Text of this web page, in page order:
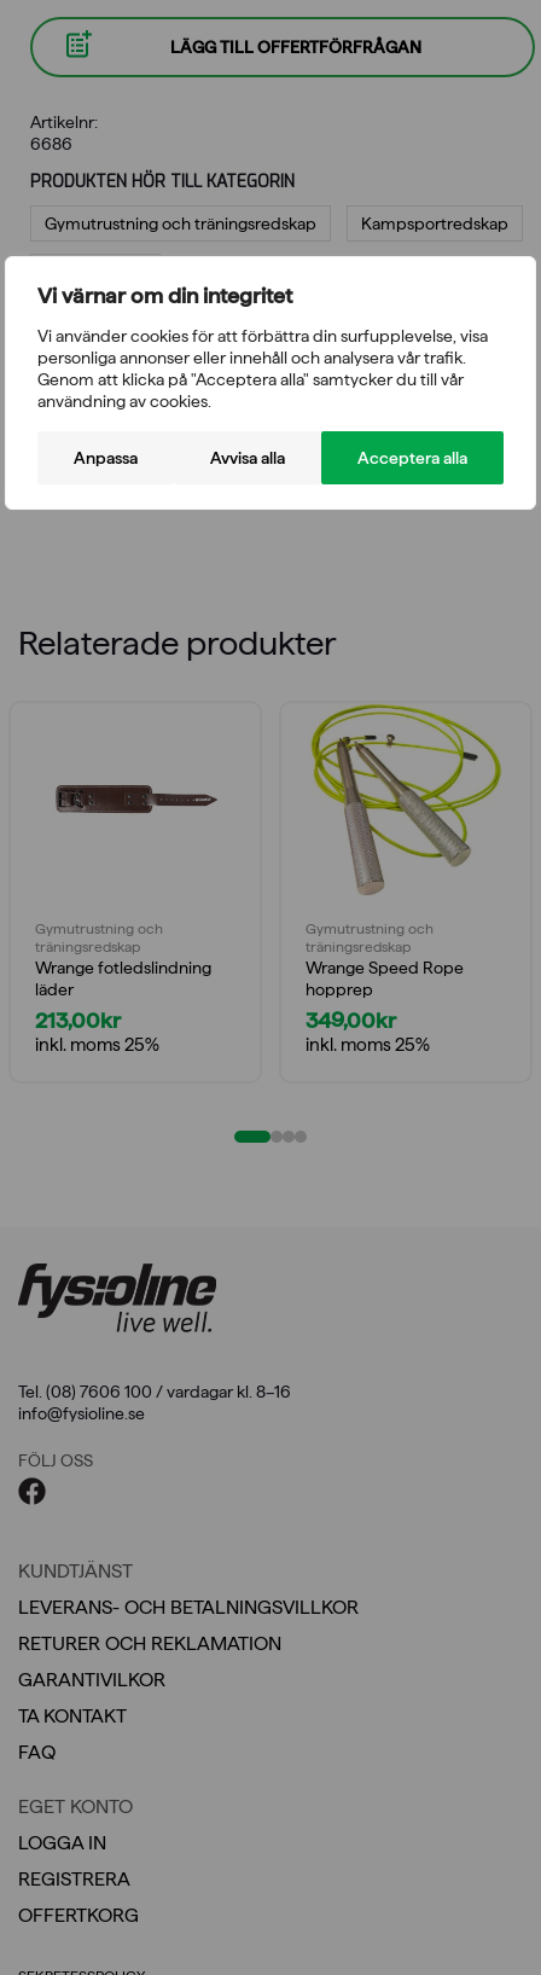
Vi värnar om din integritet
Vi använder cookies för att förbättra din surfupplevelse, visa
personliga annonser eller innehåll och analysera vår trafik.
Genom att klicka på "Acceptera alla" samtycker du till vår
användning av cookies.
Anpassa Avvisa alla Acceptera alla
LÄGG TILL OFFERTFÖRFRÅGAN
Artikelnr:
6686
PRODUKTEN HÖR TILL KATEGORIN
Gymutrustning och träningsredskap Kampsportredskap
BESKRIVNING RECENSIONER FRÅGOR
dess diameter cirka 25–30 cm, beroende på hur mycket
du fyller bollen. Levereras tom.
Relaterade produkter
Gymutrustning och
träningsredskap
Wrange fotledslindning
läder
213,00kr
inkl. moms 25%
Gymutrustning och
träningsredskap
Wrange Speed Rope
hopprep
349,00kr
inkl. moms 25%
Tel. (08) 7606 100 / vardagar kl. 8–16
info@fysioline.se
FÖLJ OSS
KUNDTJÄNST
LEVERANS- OCH BETALNINGSVILLKOR
RETURER OCH REKLAMATION
GARANTIVILKOR
TA KONTAKT
FAQ
EGET KONTO
LOGGA IN
REGISTRERA
OFFERTKORG